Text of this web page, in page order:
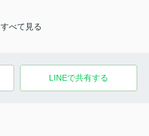
すべて見る
LINEで共有する